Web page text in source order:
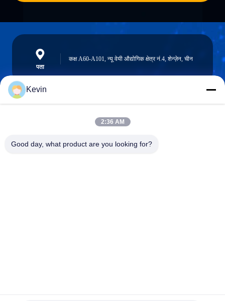
पता
कक्ष A60-A101, न्यू वेयी औद्योगिक क्षेत्र नं.4, शेन्ज़ेन, चीन
info@seethrulcd.com
Kevin
2:36 AM
Good day, what product are you looking for?